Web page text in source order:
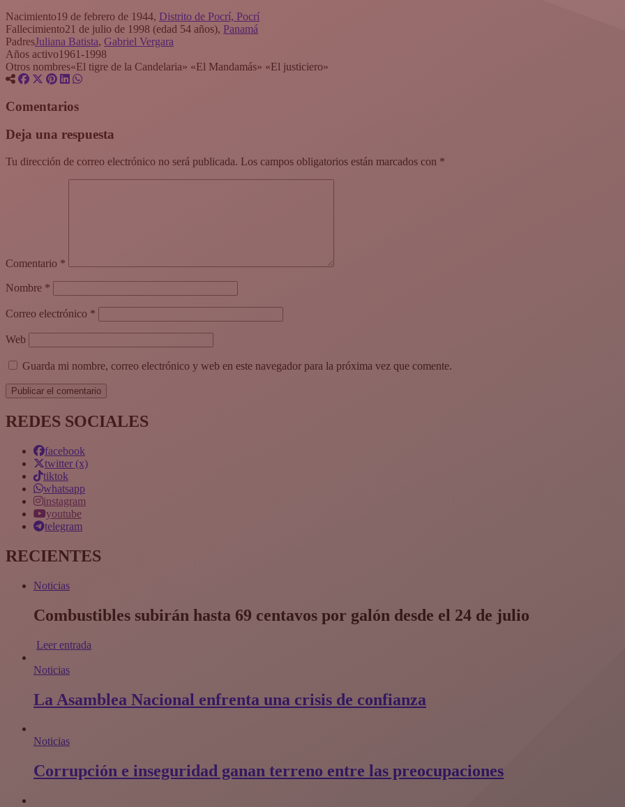
Nacimiento19 de febrero de 1944, Distrito de Pocrí, Pocrí
Fallecimiento21 de julio de 1998 (edad 54 años), Panamá
PadresJuliana Batista, Gabriel Vergara
Años activo1961-1998
Otros nombres«El tigre de la Candelaria» «El Mandamás» «El justiciero»
Comentarios
Deja una respuesta
Tu dirección de correo electrónico no será publicada. Los campos obligatorios están marcados con *
Comentario *
Nombre *
Correo electrónico *
Web
Guarda mi nombre, correo electrónico y web en este navegador para la próxima vez que comente.
REDES SOCIALES
facebook
twitter (x)
tiktok
whatsapp
instagram
youtube
telegram
RECIENTES
Noticias
Combustibles subirán hasta 69 centavos por galón desde el 24 de julio
Leer entrada
Noticias
La Asamblea Nacional enfrenta una crisis de confianza​
Noticias
Corrupción e inseguridad ganan terreno entre las preocupaciones